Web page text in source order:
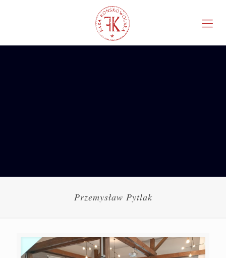
Przemysław Pytlak